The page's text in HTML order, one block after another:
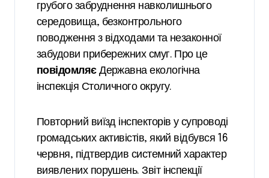
грубого забруднення навколишнього
середовища, безконтрольного
поводження з відходами та незаконної
забудови прибережних смуг. Про це
повідомляєДержавна екологічна
інспекція Столичного округу.
Повторний виїзд інспекторів у супроводі
громадських активістів, який відбувся 16
червня, підтвердив системний характер
виявлених порушень. Звіт інспекції